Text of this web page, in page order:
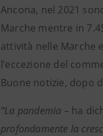
Ancona, nel 2021
Marche mentre in
attività nelle Marche
l’eccezione del
Buone notizie, dopo
“La pandemia – ha
profondamente la